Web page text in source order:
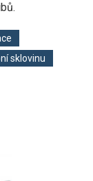
sklovinu